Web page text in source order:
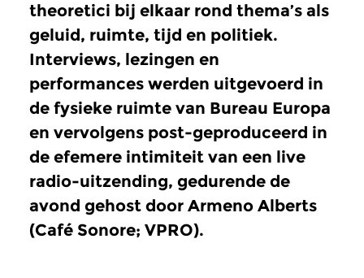
theoretici bij elkaar rond thema’s als
geluid, ruimte, tijd en politiek.
Interviews, lezingen en
performances werden uitgevoerd in
de fysieke ruimte van Bureau Europa
en vervolgens post-geproduceerd in
de efemere intimiteit van een live
radio-uitzending, gedurende de
avond gehost door Armeno Alberts
(Café Sonore; VPRO).